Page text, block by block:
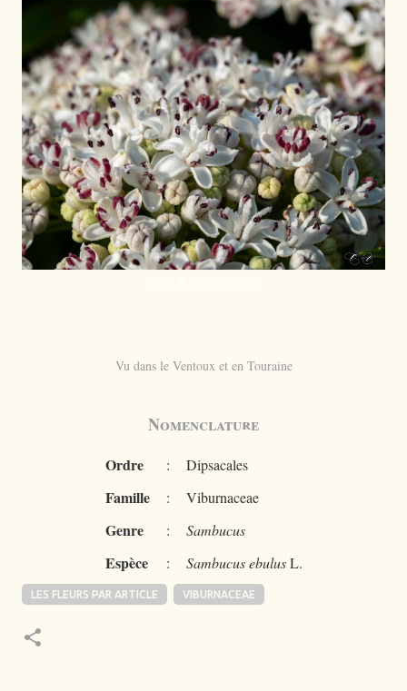
Vu dans le Ventoux et en Touraine
Nomenclature
Ordre : Dipsacales
Famille : Viburnaceae
Genre : Sambucus
Espèce : Sambucus ebulusL.
LES FLEURS PAR ARTICLE VIBURNACEAE